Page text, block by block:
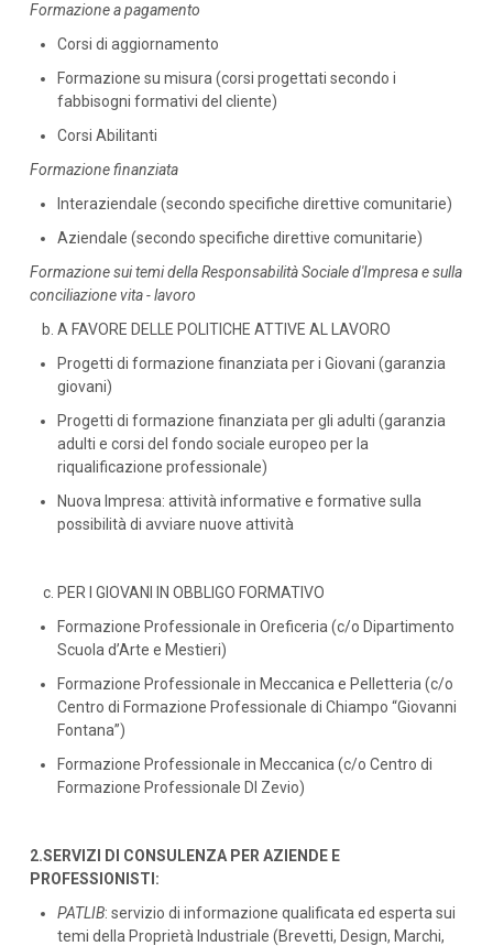
Formazione a pagamento
Corsi di aggiornamento
Formazione su misura (corsi progettati secondo i
fabbisogni formativi del cliente)
Corsi Abilitanti
Formazione finanziata
Interaziendale (secondo specifiche direttive comunitarie)
Aziendale (secondo specifiche direttive comunitarie)
Formazione sui temi della Responsabilità Sociale d'Impresa e sulla
conciliazione vita - lavoro
A FAVORE DELLE POLITICHE ATTIVE AL LAVORO
Progetti di formazione finanziata per i Giovani (garanzia
giovani)
Progetti di formazione finanziata per gli adulti (garanzia
adulti e corsi del fondo sociale europeo per la
riqualificazione professionale)
Nuova Impresa: attività informative e formative sulla
possibilità di avviare nuove attività
PER I GIOVANI IN OBBLIGO FORMATIVO
Formazione Professionale in Oreficeria (c/o Dipartimento
Scuola d’Arte e Mestieri)
Formazione Professionale in Meccanica e Pelletteria (c/o
Centro di Formazione Professionale di Chiampo “Giovanni
Fontana”)
Formazione Professionale in Meccanica (c/o Centro di
Formazione Professionale DI Zevio)
2.SERVIZI DI CONSULENZA PER AZIENDE E
PROFESSIONISTI:
PATLIB: servizio di informazione qualificata ed esperta sui
temi della Proprietà Industriale (Brevetti, Design, Marchi,